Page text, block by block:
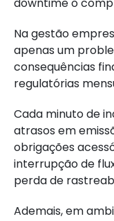
Na gestão
apenas um
consequências
regulatórias
Cada minuto de
atrasos em
obrigações
interrupção de
perda de
Ademais, em